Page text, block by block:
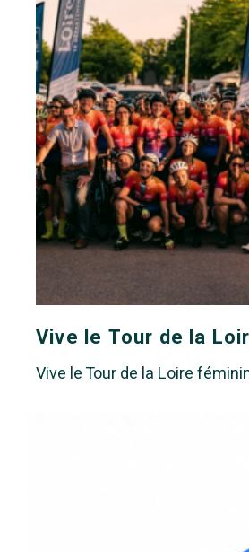
Vive le Tour de la
Vive le Tour de la Loire